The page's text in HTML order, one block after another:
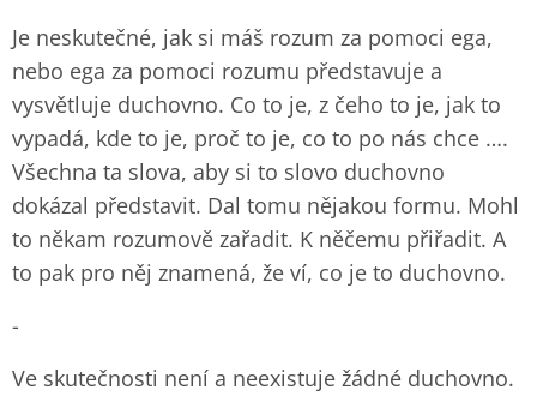
Je neskutečné, jak si máš rozum za pomoci ega,
nebo ega za pomoci rozumu představuje a
vysvětluje duchovno. Co to je, z čeho to je, jak to
vypadá, kde to je, proč to je, co to po nás chce ….
Všechna ta slova, aby si to slovo duchovno
dokázal představit. Dal tomu nějakou formu. Mohl
to někam rozumově zařadit. K něčemu přiřadit. A
to pak pro něj znamená, že ví, co je to duchovno.
-
Ve skutečnosti není a neexistuje žádné duchovno.